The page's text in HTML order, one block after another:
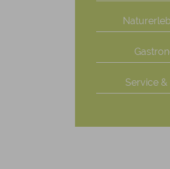
Service &